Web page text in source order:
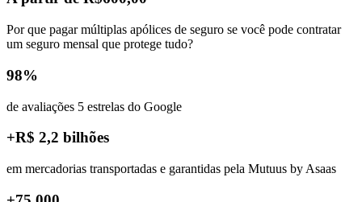
Por que pagar múltiplas apólices de seguro se você pode contratar
um seguro mensal que protege tudo?
98%
de avaliações 5 estrelas do Google
+R$ 2,2 bilhões
em mercadorias transportadas e garantidas pela Mutuus by Asaas